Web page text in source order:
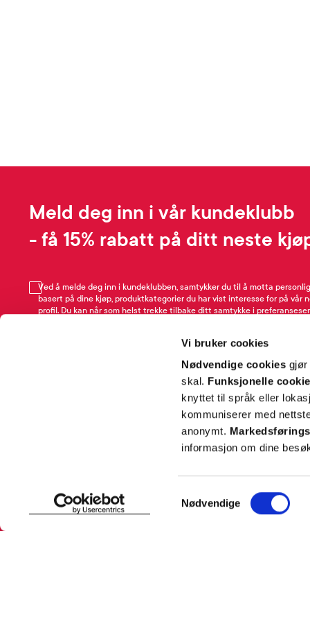
Vi bruker cookies
Nødvendige cookies gjør
skal. Funksjonelle
knyttet til språk eller
kommuniserer med
anonymt.
informasjon om dine
Nødvendige
Meld deg inn i vår kundeklubb
- få 15% rabatt på ditt neste
Ved å melde deg inn i kundeklubben, samtykker du til å motta
basert på dine kjøp, produktkategorier du har vist interesse for på vår
profil. Du kan når som helst trekke tilbake ditt samtykke i
Min profil
Om